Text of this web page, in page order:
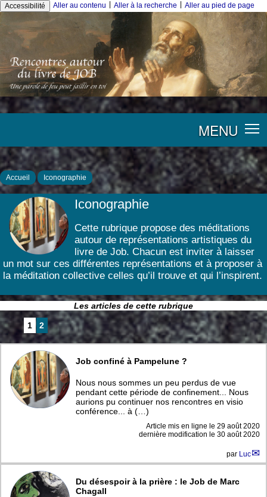
Accessibilité Aller au contenu Aller à la recherche Aller au pied de page
MENU
Accueil Iconographie
Iconographie
Cette rubrique propose des méditations
autour de représentations artistiques du
livre de Job. Chacun est inviter à laisser
un mot sur ces différentes représentations et à proposer à
la méditation collective celles qu’il trouve et qui l’inspirent.
Les articles de cette rubrique
1 2
Job confiné à Pampelune ?
Nous nous sommes un peu perdus de vue
pendant cette période de confinement... Nous
aurions pu continuer nos rencontres en visio
conférence... à (…)
Article mis en ligne le 29 août 2020
dernière modification le 30 août 2020
par Luc
Du désespoir à la prière : le Job de Marc
Chagall